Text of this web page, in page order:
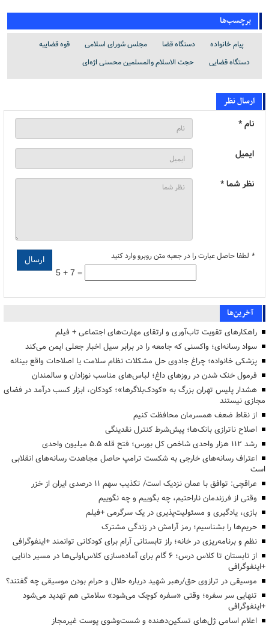
برچسب‌ها
پیام خانواده دستگاه قضا مجلس شورای اسلامی
قوه قضاییه
دستگاه قضایی
حجت الاسلام والمسلمین محسنی اژه‌ای
ارسال نظر
نام *
ایمیل
نظر شما *
* لطفا حاصل عبارت را در جعبه متن روبرو وارد کنید
5 + 7 =
آخرین‌ها
راهکارهای تقویت تاب‌آوری و ارتقای مهارت‌های اجتماعی + فیلم
سواد رسانه‌ای؛ واکسنی که جامعه را در برابر سیل اخبار جعلی ایمن می‌کند
پزشکی خانواده؛ چراغ جادوی حل مشکلات نظام سلامت یا اصلاحات واقع بینانه
فرمول خنک شدن در روزهای داغ؛ لباس‌های مناسب نوزادان و سالمندان
هشدار پلیس تهران بزرگ به «کودک‌بلاگرها»؛ کودکان، ابزار کسب درآمد در فضای
مجازی نیستند
از نقاط ضعف همسرمان محافظت کنیم
اصلاح ناترازی بانک‌ها؛ پیش‌شرط کنترل نقدینگی
رشد ۱۱۲ هزار واحدی شاخص کل بورس؛ فتح قله ۵.۵ میلیون واحدی
اعتراف رسانه‌های خارجی به شکست ترامپ حاصل مجاهدت رسانه‌های انقلابی
است
عراقچی: توافق با عمان نزدیک است/ تکذیب سهم ۱۱ درصدی ایران از خزر
وقتی از فرزندمان ناراحتیم، چه بگوییم و چه نگوییم
بازی، یادگیری و مسئولیت‌پذیری در یک سرگرمی +فیلم
حریم‌ها را بشناسیم؛ رمز آرامش در زندگی مشترک
نظم و برنامه‌ریزی در خانه؛ راز تابستانی آرام برای کودکانی توانمند +اینفوگرافی
از تابستان تا کلاس درس؛ ۶ گام برای آماده‌سازی کلاس‌اولی‌ها در مسیر دانایی
+اینفوگرافی
موسیقی در ترازوی حق/رهبر شهید درباره حلال و حرام بودن موسیقی چه گفتند؟
تنهایی سر سفره؛ وقتی «سفره کوچک می‌شود» سلامتی هم تهدید می‌شود
+اینفوگرافی
اعلام اسامی ژل‌های تسکین‌دهنده و شست‌وشوی پوست غیرمجاز